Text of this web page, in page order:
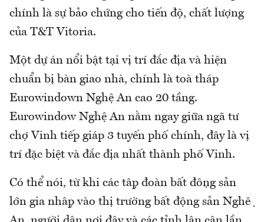
chính là sự bảo chứng cho tiến độ, chất lượng
của T&T Vitoria.
Một dự án nổi bật tại vị trí đắc địa và hiện
chuẩn bị bàn giao nhà, chính là toà tháp
Eurowindown Nghệ An cao 20 tầng.
Eurowindow Nghệ An nằm ngay giữa ngã tư
chợ Vinh tiếp giáp 3 tuyến phố chính, đây là vị
trí đặc biệt và đắc địa nhất thành phố Vinh.
Có thể nói, từ khi các tập đoàn bất động sản
lớn gia nhập vào thị trường bất động sản Nghệ